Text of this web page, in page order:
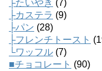
├たいやき (7)
├カステラ (9)
├パン (28)
├フレンチトースト
└ワッフル (7)
■チョコレート (90)